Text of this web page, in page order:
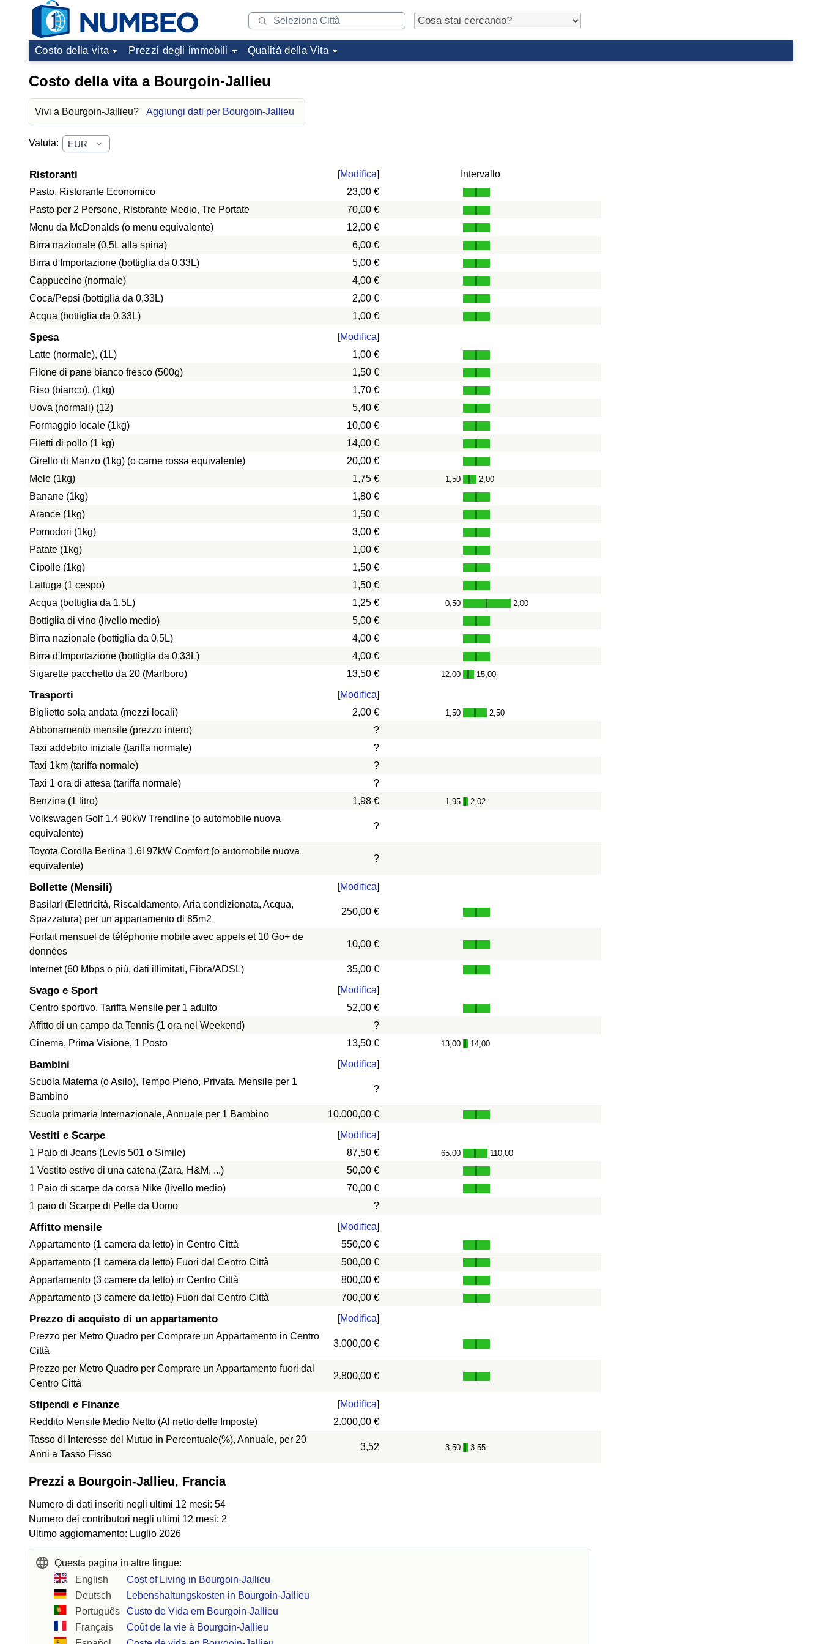
Costo della vita Prezzi degli immobili Qualità della Vita
Costo della vita a Bourgoin-Jallieu
Vivi a Bourgoin-Jallieu? Aggiungi dati per Bourgoin-Jallieu
Valuta:
Ristoranti [Modifica]
Intervallo
Pasto, Ristorante Economico
23,00 €
Pasto per 2 Persone, Ristorante Medio, Tre Portate
70,00 €
Menu da McDonalds (o menu equivalente)
12,00 €
Birra nazionale (0,5L alla spina)
6,00 €
Birra d'Importazione (bottiglia da 0,33L)
5,00 €
Cappuccino (normale)
4,00 €
Coca/Pepsi (bottiglia da 0,33L)
2,00 €
Acqua (bottiglia da 0,33L)
1,00 €
Spesa [Modifica]
Latte (normale), (1L)
1,00 €
Filone di pane bianco fresco (500g)
1,50 €
Riso (bianco), (1kg)
1,70 €
Uova (normali) (12)
5,40 €
Formaggio locale (1kg)
10,00 €
Filetti di pollo (1 kg)
14,00 €
Girello di Manzo (1kg) (o carne rossa equivalente)
20,00 €
Mele (1kg)
1,75 € 1,50 - 2,00
Banane (1kg)
1,80 €
Arance (1kg)
1,50 €
Pomodori (1kg)
3,00 €
Patate (1kg)
1,00 €
Cipolle (1kg)
1,50 €
Lattuga (1 cespo)
1,50 €
Acqua (bottiglia da 1,5L)
1,25 € 0,50 - 2,00
Bottiglia di vino (livello medio)
5,00 €
Birra nazionale (bottiglia da 0,5L)
4,00 €
Birra d'Importazione (bottiglia da 0,33L)
4,00 €
Sigarette pacchetto da 20 (Marlboro)
13,50 € 12,00 - 15,00
Trasporti [Modifica]
Biglietto sola andata (mezzi locali)
2,00 € 1,50 - 2,50
Abbonamento mensile (prezzo intero)
?
Taxi addebito iniziale (tariffa normale)
?
Taxi 1km (tariffa normale)
?
Taxi 1 ora di attesa (tariffa normale)
?
Benzina (1 litro)
1,98 € 1,95 - 2,02
Volkswagen Golf 1.4 90kW Trendline (o automobile nuova
equivalente)
?
Toyota Corolla Berlina 1.6l 97kW Comfort (o automobile nuova
equivalente)
?
Bollette (Mensili) [Modifica]
Basilari (Elettricità, Riscaldamento, Aria condizionata, Acqua,
Spazzatura) per un appartamento di 85m2
250,00 €
Forfait mensuel de téléphonie mobile avec appels et 10 Go+ de
données
10,00 €
Internet (60 Mbps o più, dati illimitati, Fibra/ADSL) 35,00 €
Svago e Sport [Modifica]
Centro sportivo, Tariffa Mensile per 1 adulto
52,00 €
Affitto di un campo da Tennis (1 ora nel Weekend)
?
Cinema, Prima Visione, 1 Posto
13,50 € 13,00 - 14,00
Bambini [Modifica]
Scuola Materna (o Asilo), Tempo Pieno, Privata, Mensile per 1
Bambino
?
Scuola primaria Internazionale, Annuale per 1 Bambino 10.000,00 €
Vestiti e Scarpe [Modifica]
1 Paio di Jeans (Levis 501 o Simile)
87,50 € 65,00 - 110,00
1 Vestito estivo di una catena (Zara, H&M, ...)
50,00 €
1 Paio di scarpe da corsa Nike (livello medio)
70,00 €
1 paio di Scarpe di Pelle da Uomo
?
Affitto mensile [Modifica]
Appartamento (1 camera da letto) in Centro Città
550,00 €
Appartamento (1 camera da letto) Fuori dal Centro Città
500,00 €
Appartamento (3 camere da letto) in Centro Città
800,00 €
Appartamento (3 camere da letto) Fuori dal Centro Città
700,00 €
Prezzo di acquisto di un appartamento [Modifica]
Prezzo per Metro Quadro per Comprare un Appartamento in Centro
Città
3.000,00 €
Prezzo per Metro Quadro per Comprare un Appartamento fuori dal
Centro Città
2.800,00 €
Stipendi e Finanze [Modifica]
Reddito Mensile Medio Netto (Al netto delle Imposte)
2.000,00 €
Tasso di Interesse del Mutuo in Percentuale(%), Annuale, per 20
Anni a Tasso Fisso
3,52 3,50 - 3,55
Prezzi a Bourgoin-Jallieu, Francia
Numero di dati inseriti negli ultimi 12 mesi: 54
Numero dei contributori negli ultimi 12 mesi: 2
Ultimo aggiornamento: Luglio 2026
Questa pagina in altre lingue:
English
Cost of Living in Bourgoin-Jallieu
Deutsch
Lebenshaltungskosten in Bourgoin-Jallieu
Português
Custo de Vida em Bourgoin-Jallieu
Français
Coût de la vie à Bourgoin-Jallieu